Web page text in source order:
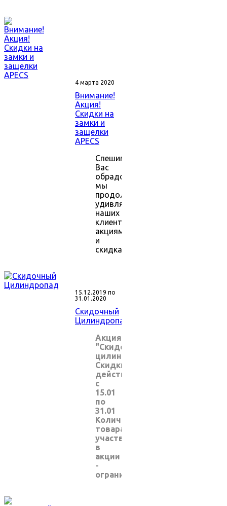
4 марта 2020
Внимание!
Акция!
Скидки на
замки и
защелки
APECS
Спешим
Вас
обрадовать,
мы
продолжаем
удивлять
наших
клиентов
акциями
и
скидками!
15.12.2019 по
31.01.2020
Скидочный
Цилиндропад
Акция
"Скидочный
цилиндропад"
Скидки
действуют
с
15.01
по
31.01
Количество
товара,
участвующего
в
акции
-
ограничено!